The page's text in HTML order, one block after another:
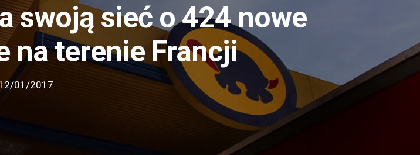
swoją sieć o 424 nowe
na terenie Francji
01/2017